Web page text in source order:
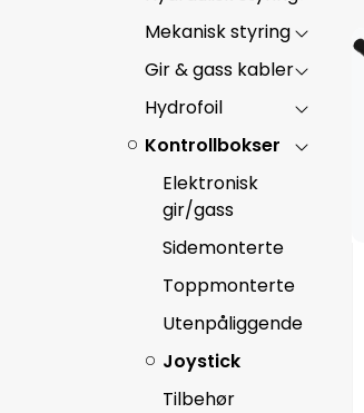
Mekanisk styring
Gir & gass kabler
Hydrofoil
Kontrollbokser
Elektronisk
gir/gass
Sidemonterte
Toppmonterte
Utenpåliggende
Joystick
Tilbehør